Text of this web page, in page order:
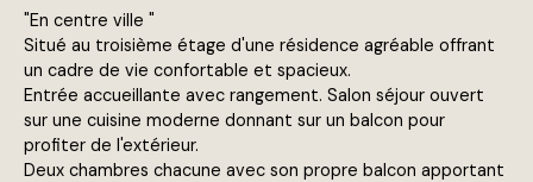
"En centre ville "
Situé au troisième étage d'une résidence agréable offrant
un cadre de vie confortable et spacieux.
Entrée accueillante avec rangement. Salon séjour ouvert
sur une cuisine moderne donnant sur un balcon pour
profiter de l'extérieur.
Deux chambres chacune avec son propre balcon apportant